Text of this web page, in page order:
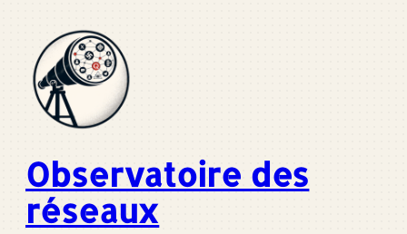
contenu
Observatoire des
réseaux